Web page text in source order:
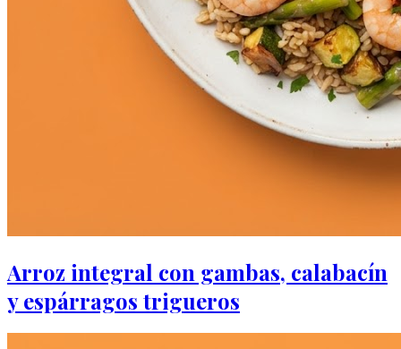
Arroz integral con gambas, calabacín
y espárragos trigueros